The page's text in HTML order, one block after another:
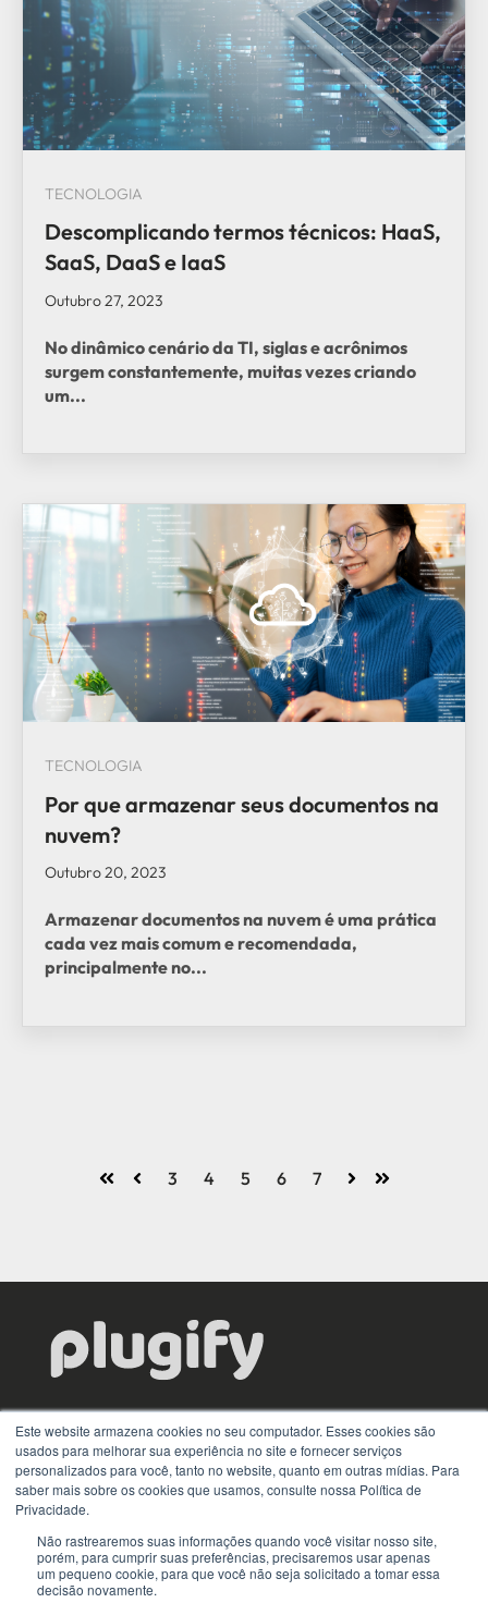
Este website armazena cookies no seu computador. Esses cookies são
usados ​​para melhorar sua experiência no site e fornecer serviços
personalizados para você, tanto no website, quanto em outras mídias. Para
saber mais sobre os cookies que usamos, consulte nossa Política de
Privacidade.
Não rastrearemos suas informações quando você visitar nosso site,
porém, para cumprir suas preferências, precisaremos usar apenas
um pequeno cookie, para que você não seja solicitado a tomar essa
decisão novamente.
TECNOLOGIA
Descomplicando termos técnicos: HaaS,
SaaS, DaaS e IaaS
Outubro 27, 2023
No dinâmico cenário da TI, siglas e acrônimos
surgem constantemente, muitas vezes criando
um...
TECNOLOGIA
Por que armazenar seus documentos na
nuvem?
Outubro 20, 2023
Armazenar documentos na nuvem é uma prática
cada vez mais comum e recomendada,
principalmente no...
PrimeiroVoltar
3 4 5 6 7
PróximoÚltimo
A escolha de TI que mantém sua operação em pé por
meio da locação e gestão de equipamentos.
Controle contínuo. Conexão confiável.